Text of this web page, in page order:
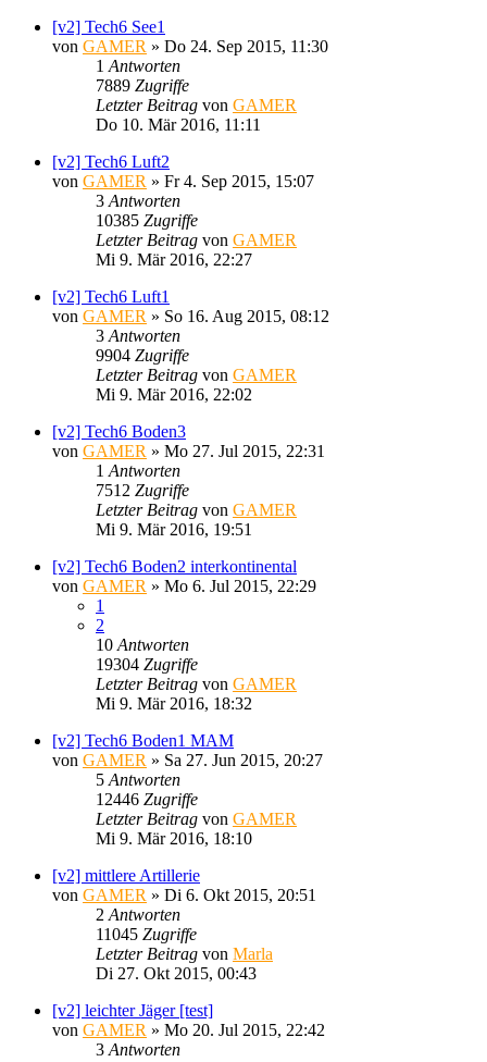
[v2] Tech6 See1
von GAMER » Do 24. Sep 2015, 11:30
1 Antworten
7889 Zugriffe
Letzter Beitrag von GAMER
Do 10. Mär 2016, 11:11
[v2] Tech6 Luft2
von GAMER » Fr 4. Sep 2015, 15:07
3 Antworten
10385 Zugriffe
Letzter Beitrag von GAMER
Mi 9. Mär 2016, 22:27
[v2] Tech6 Luft1
von GAMER » So 16. Aug 2015, 08:12
3 Antworten
9904 Zugriffe
Letzter Beitrag von GAMER
Mi 9. Mär 2016, 22:02
[v2] Tech6 Boden3
von GAMER » Mo 27. Jul 2015, 22:31
1 Antworten
7512 Zugriffe
Letzter Beitrag von GAMER
Mi 9. Mär 2016, 19:51
[v2] Tech6 Boden2 interkontinental
von GAMER » Mo 6. Jul 2015, 22:29
1
2
10 Antworten
19304 Zugriffe
Letzter Beitrag von GAMER
Mi 9. Mär 2016, 18:32
[v2] Tech6 Boden1 MAM
von GAMER » Sa 27. Jun 2015, 20:27
5 Antworten
12446 Zugriffe
Letzter Beitrag von GAMER
Mi 9. Mär 2016, 18:10
[v2] mittlere Artillerie
von GAMER » Di 6. Okt 2015, 20:51
2 Antworten
11045 Zugriffe
Letzter Beitrag von Marla
Di 27. Okt 2015, 00:43
[v2] leichter Jäger [test]
von GAMER » Mo 20. Jul 2015, 22:42
3 Antworten